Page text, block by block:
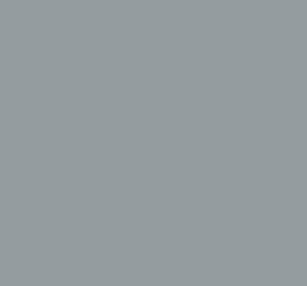
Daten sind alle
die sich auf eine identifizierte
Merkmalen, die
wirtschaftlichen,